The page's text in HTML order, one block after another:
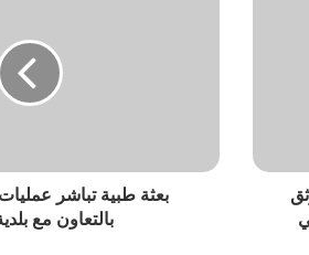
بعثة طبية تباشر
بالتعاون مع